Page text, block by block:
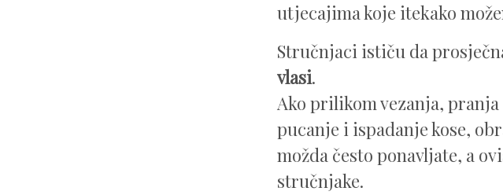
utjecajima koje itekako
Stručnjaci ističu da
vlasi.
Ako prilikom vezanja,
pucanje i ispadanje kose,
možda često ponavljate, a
stručnjake.